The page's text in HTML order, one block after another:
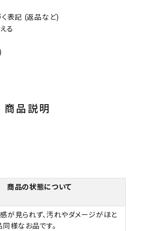
表記 (返品など)
る
商品説明
商品の状態について
が見られず、汚れやダメージがほと
様なお品です。